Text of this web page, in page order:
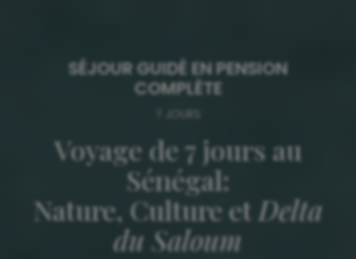
SÉJOUR GUIDÉ EN PENSION
COMPLÈTE
7 JOURS
Voyage de 7 jours au
Sénégal:
Nature, Culture et Delta
du Saloum